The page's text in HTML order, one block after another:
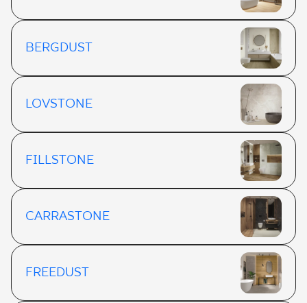
BERGDUST
LOVSTONE
FILLSTONE
CARRASTONE
FREEDUST